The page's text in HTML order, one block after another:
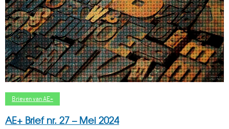
Brieven van AE+
AE+ Brief nr. 27 – Mei 2024